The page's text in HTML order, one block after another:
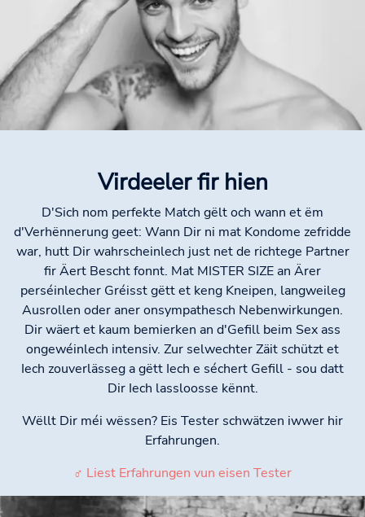
Virdeeler fir hien
D'Sich nom perfekte Match gëlt och wann et ëm
d'Verhënnerung geet: Wann Dir ni mat Kondome zefridde
war, hutt Dir wahrscheinlech just net de richtege Partner
fir Äert Bescht fonnt. Mat MISTER SIZE an Ärer
perséinlecher Gréisst gëtt et keng Kneipen, langweileg
Ausrollen oder aner onsympathesch Nebenwirkungen.
Dir wäert et kaum bemierken an d'Gefill beim Sex ass
ongewéinlech intensiv. Zur selwechter Zäit schützt et
Iech zouverlässeg a gëtt Iech e séchert Gefill - sou datt
Dir Iech lassloosse kënnt.
Wëllt Dir méi wëssen? Eis Tester schwätzen iwwer hir
Erfahrungen.
♂ Liest Erfahrungen vun eisen Tester